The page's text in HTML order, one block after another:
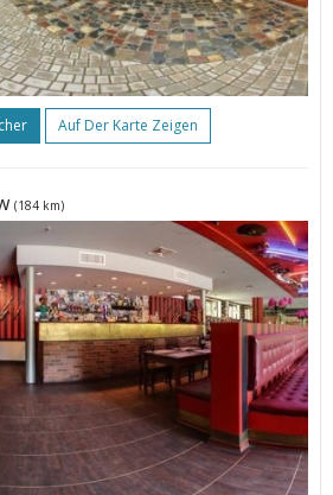
Auf Der Karte Zeigen
(184 km)